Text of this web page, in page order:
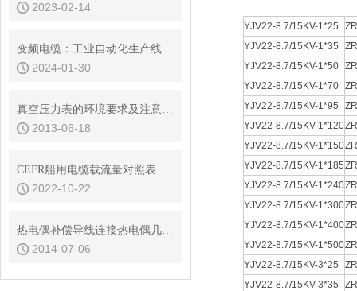
2023-02-14
变频电缆：工业自动化生产线的核心传输线缆
2024-01-30
真空压力表的环境要求及注意事项
2013-06-18
CEFR船用电缆载流量对照表
2022-10-22
热电偶补偿导线连接热电偶几项要点
2014-07-06
YJV22-8.7/15KV-1*25
YJV22-8.7/15KV-1*35
YJV22-8.7/15KV-1*50
YJV22-8.7/15KV-1*70
YJV22-8.7/15KV-1*95
YJV22-8.7/15KV-1*120
YJV22-8.7/15KV-1*150
YJV22-8.7/15KV-1*185
YJV22-8.7/15KV-1*240
YJV22-8.7/15KV-1*300
YJV22-8.7/15KV-1*400
YJV22-8.7/15KV-1*500
YJV22-8.7/15KV-3*25
YJV22-8.7/15KV-3*35